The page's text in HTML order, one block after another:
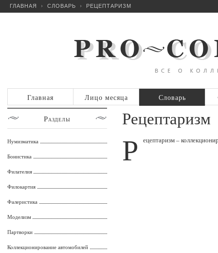
ГЛАВНАЯ СЛОВАРЬ РЕЦЕПТАРИЗМ
Главная Лицо месяца Словарь
Рецептаризм
Р ецептаризм –
Разделы
Нумизматика
Бонистика
Филателия
Филокартия
Фалеристика
Моделизм
Партворки
Коллекционирование автомобилей